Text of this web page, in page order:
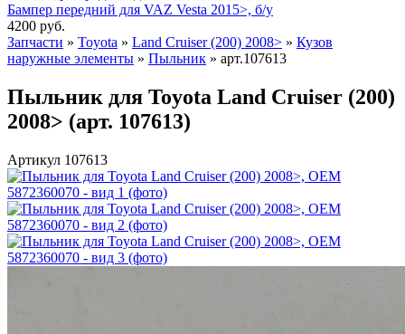
Бампер передний для VAZ Vesta 2015>, б/у
4200 руб.
Запчасти » Toyota » Land Cruiser (200) 2008> » Кузов
наружные элементы » Пыльник » арт.107613
Пыльник для Toyota Land Cruiser (200)
2008> (арт. 107613)
Артикул 107613